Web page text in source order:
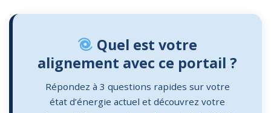
Quel est votre
alignement avec ce portail ?
Répondez à 3 questions rapides sur votre
état d’énergie actuel et découvrez votre